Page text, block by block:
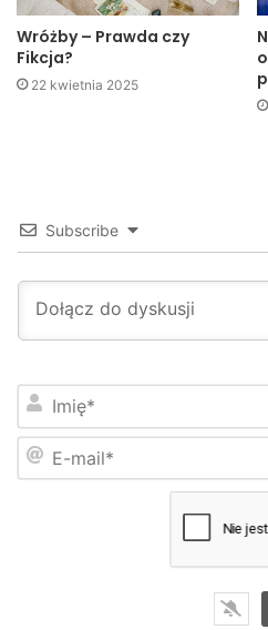
wsparciu Wójta Gminy
Otoczenie starych lip wzdłuż
wygląda jak „Aleja Pod Lipami”.
Wróżby – Prawda czy
Fikcja?
22 kwietnia 2025
Subscribe